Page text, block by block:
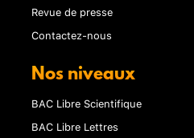
Revue de presse
Contactez-nous
Nos niveaux
BAC Libre Scientifique
BAC Libre Lettres